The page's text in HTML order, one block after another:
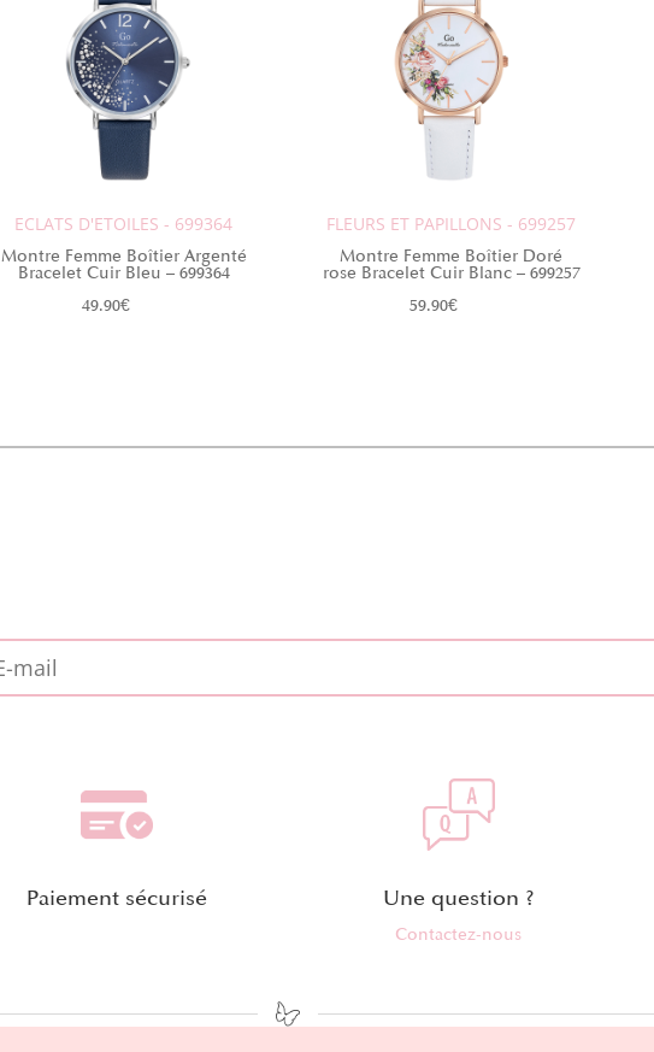
ECLATS D'ETOILES - 699364
Montre Femme Boîtier Argenté
Bracelet Cuir Bleu – 699364
49.90€
FLEURS ET PAPILLONS - 699257
Montre Femme Boîtier Doré
rose Bracelet Cuir Blanc – 699257
59.90€
Paiement sécurisé Une question ?
Contactez-nous